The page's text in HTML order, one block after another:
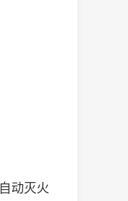
动灭火